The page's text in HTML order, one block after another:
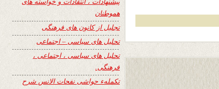
هموطنان
تجلیل از کانون های فرهنگی
تحلیل های سیاسی – اجتماعی
تحلیل های سیاسی ، اجتماعی ،
فرهنگی.
تکملهء حواشی نفحات الانس شرح